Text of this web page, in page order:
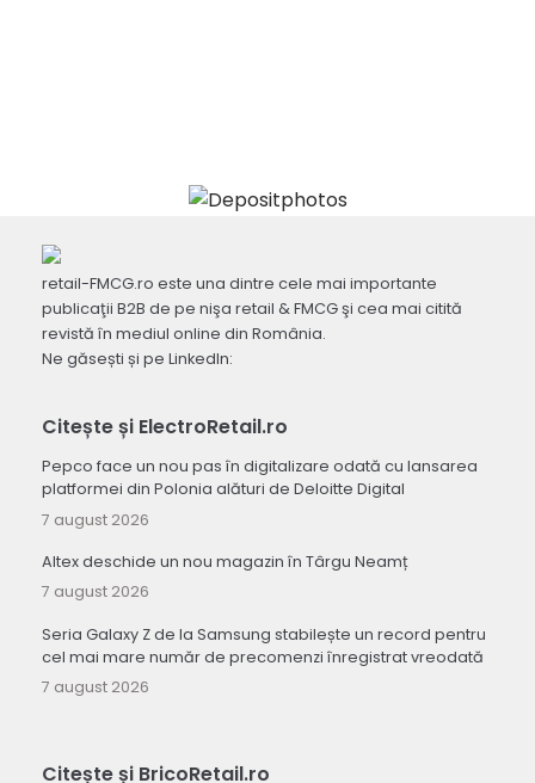
retail-FMCG.ro este una dintre cele mai importante
publicaţii B2B de pe nişa retail & FMCG şi cea mai citită
revistă în mediul online din România.
Ne găsești și pe LinkedIn:
Citește și ElectroRetail.ro
Pepco face un nou pas în digitalizare odată cu lansarea
platformei din Polonia alături de Deloitte Digital
7 august 2026
Altex deschide un nou magazin în Târgu Neamț
7 august 2026
Seria Galaxy Z de la Samsung stabilește un record pentru
cel mai mare număr de precomenzi înregistrat vreodată
7 august 2026
Citește și BricoRetail.ro